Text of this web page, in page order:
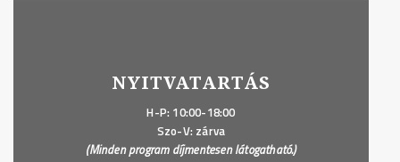
foglalkozásaira!"
NYITVATARTÁS
H-P: 10:00-18:00
Szo-V: zárva
(Minden program díjmentesen látogatható.)